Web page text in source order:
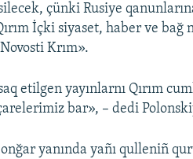
çünki Rusiye
İçki siyaset, haber ve bağ
Krım».
etilgen yayınlarnı Qırım
bar», – dedi
yanında yañı qulleniñ